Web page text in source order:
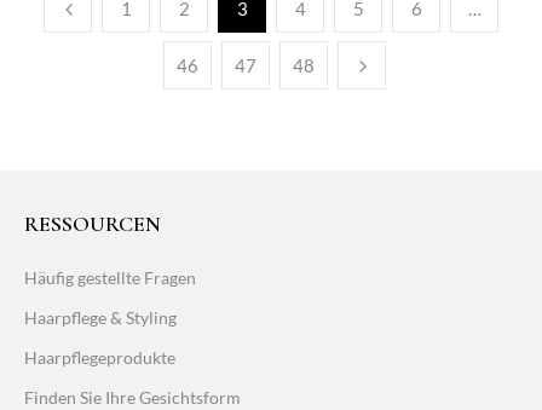
1 2 3 4 5 6 …
46 47 48
RESSOURCEN
Häufig gestellte Fragen
Haarpflege & Styling
Haarpflegeprodukte
Finden Sie Ihre Gesichtsform